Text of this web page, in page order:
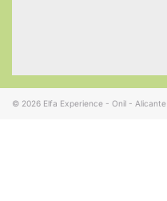
© 2026 Elfa Experience - Onil - Alicante